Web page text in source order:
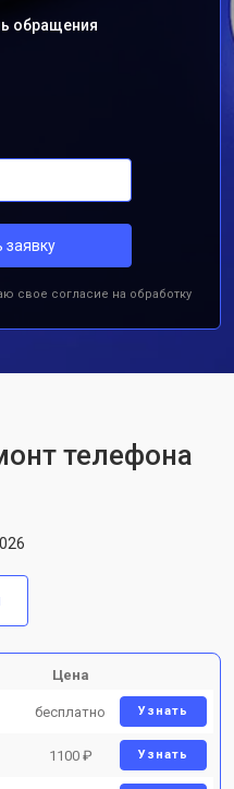
обращения
заявку
свое согласие на обработку
телефона
Цена
бесплатно Узнать
1100 ₽ Узнать